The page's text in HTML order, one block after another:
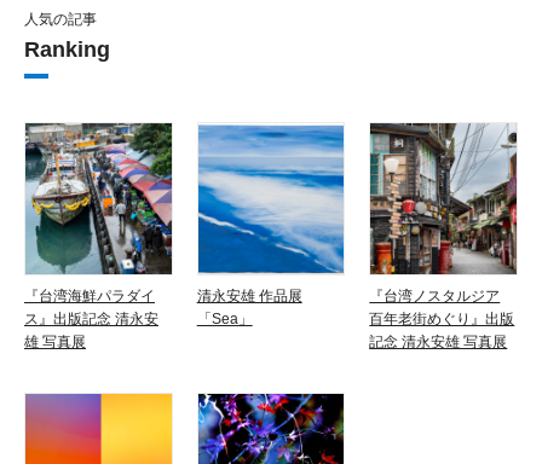
人気の記事
Ranking
『台湾海鮮パラダイ
ス』出版記念 清永安
雄 写真展
清永安雄 作品展
「Sea」
『台湾ノスタルジア
百年老街めぐり』出版
記念 清永安雄 写真展